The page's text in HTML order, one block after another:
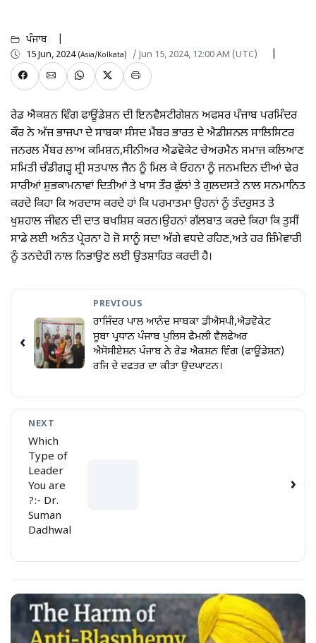
ਪੰਜਾਬ
15 Jun, 2024 (Asia/Kolkata) / Jun 15, 2024, 12:00 AM (UTC)
ਰੇਡ ਐਕਸ਼ਨ ਵਿੰਗ ਫਾਊਂਡੇਸ਼ਨ ਦੀ ਇਨਵੈਸਟੀਗੇਸ਼ਨ ਅਫਸਰ ਪੰਜਾਬ ਪਰਮਿੰਦਰ
ਕੌਰ ਨੇ ਅੱਜ ਭਾਜਪਾ ਦੇ ਸਾਬਕਾ ਸੰਸਦ ਮੈਂਬਰ ਭਾਰਤ ਦੇ ਐਡੀਸ਼ਨਲ ਸਾਲਿਸਿਟਰ
ਜਨਰਲ ਮੈਂਬਰ ਲਾਅ ਕਮਿਸ਼ਨ,ਸੀਨੀਅਰ ਐਡਵੋਕੇਟ ਚੇਅਰਮੈਨ ਸਮਾਜ ਕਲਿਆਣ
ਸਮਿਤੀ ਚੰਡੀਗੜ੍ਹ ਸ਼੍ਰੀ ਸਤਪਾਲ ਜੈਨ ਨੂੰ ਮਿਲ ਕੇ ਓਹਨਾ ਨੂੰ ਜਨਮਦਿਨ ਦੀਆਂ ਢੇਰ
ਸਾਰੀਆਂ ਸ਼ੁਭਕਾਮਨਾਵਾਂ ਦਿਤੀਆਂ ਤੇ ਖਾਸ ਤੌਰ ਫੁੱਲਾਂ ਤੇ ਗੁਲਦਸਤੇ ਨਾਲ ਸਨਮਾਨਿਤ
ਕਰਦੇ ਕਿਹਾ ਕਿ ਅਰਦਾਸ ਕਰਦੇ ਹਾਂ ਕਿ ਪਰਮਾਤਮਾ ਉਹਨਾਂ ਨੂੰ ਤੰਦਰੁਸਤ ਤੇ
ਖੁਸ਼ਹਾਲ ਜੀਵਨ ਦੀ ਦਾਤ ਬਖਸ਼ਿਸ਼ ਕਰਨ।ਉਹਨਾਂ ਗੱਲਬਾਤ ਕਰਦੇ ਕਿਹਾ ਕਿ ਤੁਸੀਂ
ਸਾਡੇ ਲਈ ਅਨੰਤ ਪ੍ਰੇਰਨਾ ਹੋ ਜੋ ਸਾਨੂੰ ਸਦਾ ਅੱਗੇ ਵਧਦੇ ਰਹਿਣ,ਅਤੇ ਹਰ ਜ਼ਿੰਮੇਵਾਰੀ
ਨੂੰ ਤਨਦੇਹੀ ਨਾਲ ਨਿਭਾਉਣ ਲਈ ਉਤਸ਼ਾਹਿਤ ਕਰਦੀ ਹੈ।
‹
PREVIOUS
ਰਾਜਿੰਦਰ ਪਾਲ ਆਨੰਦ ਸਾਬਕਾ ਡੀਐਸਪੀ,ਐਡਵੋਕੇਟ
ਸੂਬਾ ਪ੍ਰਧਾਨ ਪੰਜਾਬ ਪੁਲਿਸ ਫੈਮਲੀ ਵੈਲਫੇਅਰ
ਐਸੋਸੀਏਸ਼ਨ ਪੰਜਾਬ ਨੇ ਰੇਡ ਐਕਸ਼ਨ ਵਿੰਗ (ਫਾਊਂਡੇਸ਼ਨ)
ਰਜਿ ਦੇ ਦਫਤਰ ਦਾ ਕੀਤਾ ਉਦਘਾਟਨ।
NEXT
Which
Type of
Leader
You are
?:- Dr.
Suman
Dadhwal
›